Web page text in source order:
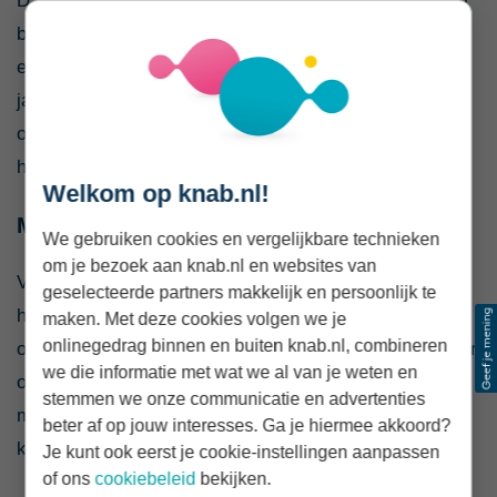
bedraagt deze verhoging € 243 als ze tussen de twaalf
en vijftien jaar zijn en € 434 als ze zestien of zeventien
jaar zijn. Deze verhoging is een tegemoetkoming in de
onderwijs- en schoolkosten en krijg je automatisch; je
hoeft zelf dus geen aanvraag te doen.
Maximum vermogen van de ouders
Voor het vermogen kijkt de Belastingdienst naar
hoeveel je op 1 januari 2020 had. Voor alleenstaande
ouders ligt het maximum op € 116.613 en bij ouderparen
op € 147.459. Was jouw vermogen hoger dan het
maximum? Dan heb je dit hele jaar geen recht op
kindgebonden budget.
Welkom op knab.nl!
We gebruiken cookies en vergelijkbare technieken
om je bezoek aan knab.nl en websites van
geselecteerde partners makkelijk en persoonlijk te
maken. Met deze cookies volgen we je
onlinegedrag binnen en buiten knab.nl, combineren
we die informatie met wat we al van je weten en
stemmen we onze communicatie en advertenties
beter af op jouw interesses. Ga je hiermee akkoord?
Je kunt ook eerst je cookie-instellingen aanpassen
of onscookiebeleid bekijken.